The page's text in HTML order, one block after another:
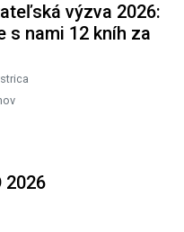
výzva 2026:
s nami 12 kníh za
2026